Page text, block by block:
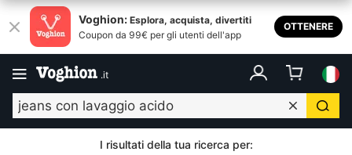
Voghion: Esplora, acquista, divertiti
Coupon da 99€ per gli utenti dell'app
OTTENERE
.it
I risultati della tua ricerca per: